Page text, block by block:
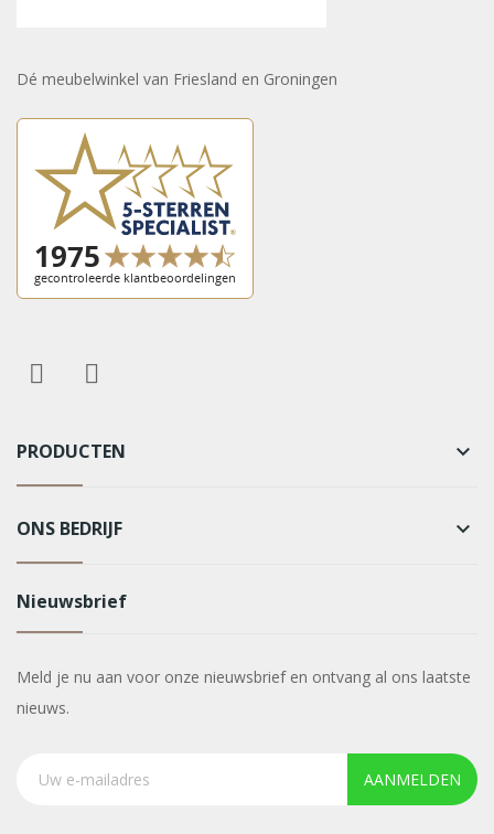
Dé meubelwinkel van Friesland en Groningen
PRODUCTEN keyboard_arrow_down
ONS BEDRIJF keyboard_arrow_down
Nieuwsbrief
Meld je nu aan voor onze nieuwsbrief en ontvang al ons laatste
nieuws.
AANMELDEN